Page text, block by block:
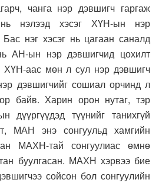
чанга нэр дэвшигч гаргаж
нэлээд хэсэг ХҮН-ын нэр
нэг хэсэг нь цагаан саналд
АН-ын нэр дэвшигчид цохилт
ХҮН-аас мөн л сул нэр дэвшигч
дэвшигчийг сошиал орчинд л
байв. Харин орон нутаг, тэр
дүүргүүдэд түүнийг танихгүй
МАН энэ сонгуульд хамгийн
МАХН-тай сонгуулиас өмнө
буулгасан. МАХН хэрвээ бие
сойсон бол сонгуулийн